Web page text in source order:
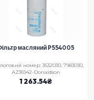
масляний P554005
номер: 3632030, 7983030,
AZ36942-Donaldson
1 263.54